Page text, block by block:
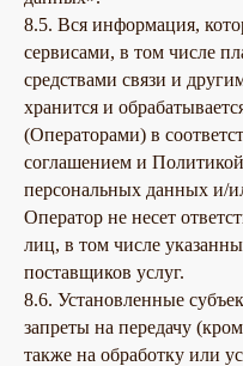
8.5. Вся информация,
сервисами, в том числе
средствами связи и
хранится и
(Операторами) в
соглашением и
персональных данных и/
Оператор не несет
лиц, в том числе
поставщиков услуг.
8.6. Установленные
запреты на передачу
также на обработку или